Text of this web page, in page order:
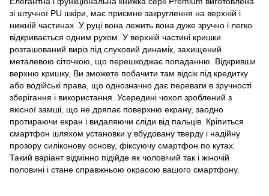
зі штучної PU шкіри, має приємне закруглення на верхній і
нижній частинах. У руці вона лежить вона дуже зручно і легко
відкривається одним рухом. У верхній частині кришки
розташований виріз під слуховий динамік, захищений
металевою сіточкою, що перешкоджає попаданню. Відкривши
верхню кришку, Ви зможете побачити там відсік під кредитку
або водійські права, що однозначно дає переваги в зручності
зберігання і використання. Усередині чохол зроблений з
якісної замші, що не дряпає поверхню екрану, заодно
протираючи екран і видаляючи сліди від пальців. Кріпиться
смартфон шляхом установки у вбудовану тверду і надійну
прозору силіконову основу, фіксуючу смартфон по кутах.
Такий варіант відмінно підійде як чоловічий так і жіночій
половині і стане справжньою окрасою вашого смартфону.